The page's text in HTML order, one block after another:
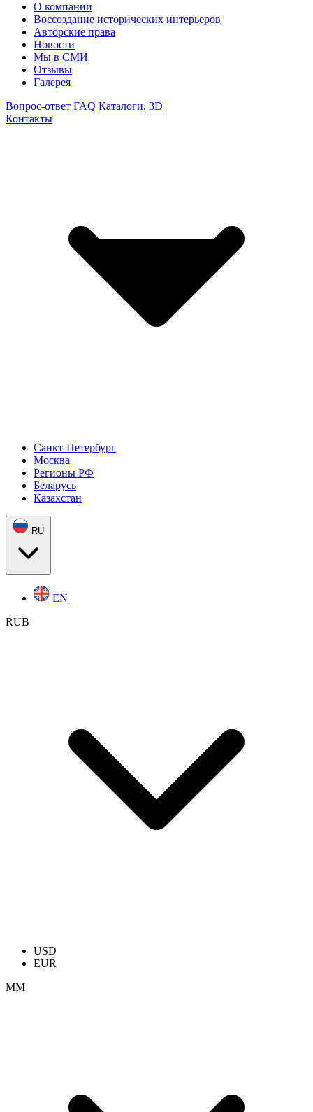
О компании
Воссоздание исторических интерьеров
Авторские права
Новости
Мы в СМИ
Отзывы
Галерея
Вопрос-ответ FAQ Каталоги, 3D
Контакты
Санкт-Петербург
Москва
Регионы РФ
Беларусь
Казахстан
RU
EN
RUB
USD
EUR
ММ